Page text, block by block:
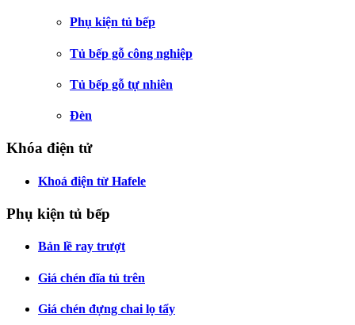
Phụ kiện tủ bếp
Tủ bếp gỗ công nghiệp
Tủ bếp gỗ tự nhiên
Đèn
Khóa điện tử
Khoá điện từ Hafele
Phụ kiện tủ bếp
Bản lề ray trượt
Giá chén đĩa tủ trên
Giá chén đựng chai lọ tẩy